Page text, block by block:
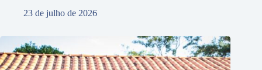
23 de julho de 2026